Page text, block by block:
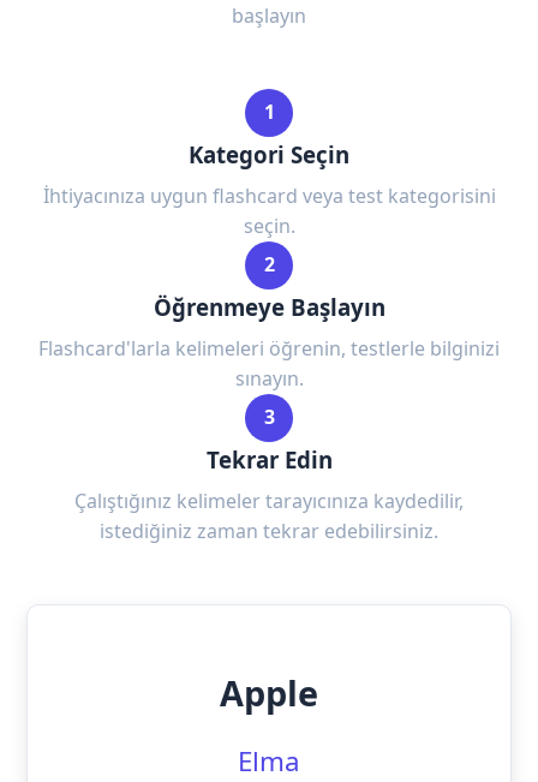
başlayın
1
Kategori Seçin
İhtiyacınıza uygun flashcard veya test kategorisini
seçin.
2
Öğrenmeye Başlayın
Flashcard'larla kelimeleri öğrenin, testlerle bilginizi
sınayın.
3
Tekrar Edin
Çalıştığınız kelimeler tarayıcınıza kaydedilir,
istediğiniz zaman tekrar edebilirsiniz.
Apple
Elma